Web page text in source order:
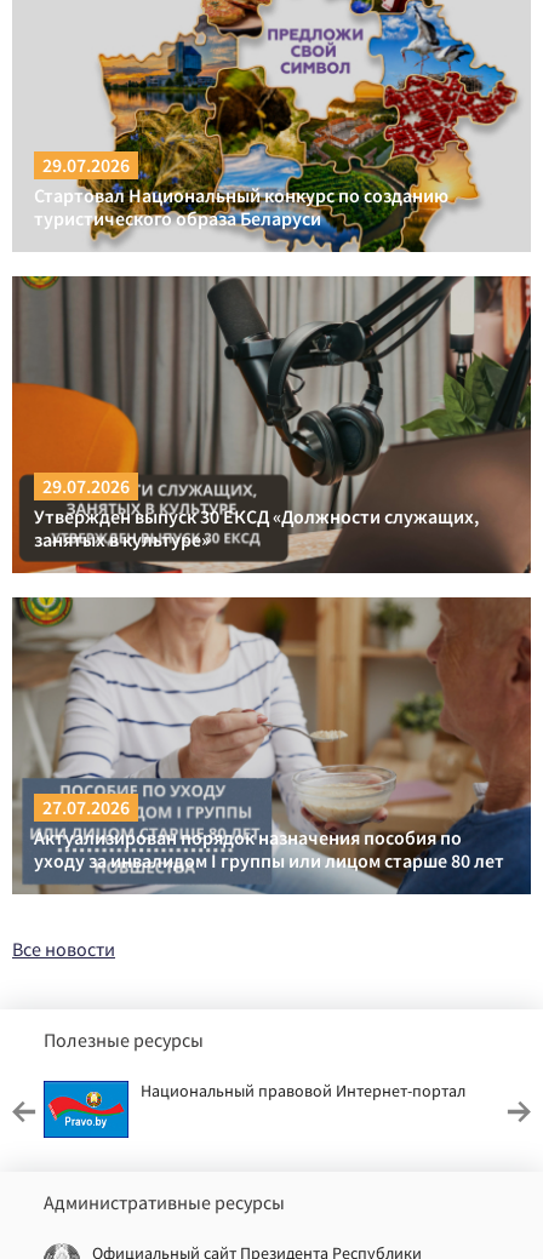
29.07.2026
Стартовал Национальный конкурс по созданию
туристического образа Беларуси
29.07.2026
Утвержден выпуск 30 ЕКСД «Должности служащих,
занятых в культуре»
27.07.2026
Актуализирован порядок назначения пособия по
уходу за инвалидом I группы или лицом старше 80 лет
Все новости
Полезные ресурсы
Национальный правовой Интернет-портал
Административные ресурсы
Официальный сайт Президента Республики